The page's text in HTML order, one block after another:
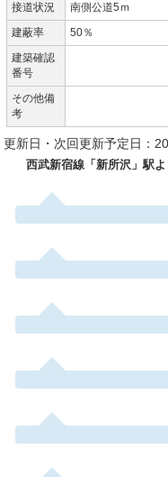
接道状況
南側公道5ｍ
建蔽率
50％
建築確認
番号
その他備
考
更新日・次回更新予定日：
西武新宿線「新所沢」駅